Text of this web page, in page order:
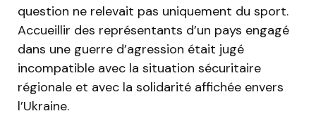
question ne relevait pas uniquement du sport.
Accueillir des représentants d’un pays engagé
dans une guerre d’agression était jugé
incompatible avec la situation sécuritaire
régionale et avec la solidarité affichée envers
l’Ukraine.